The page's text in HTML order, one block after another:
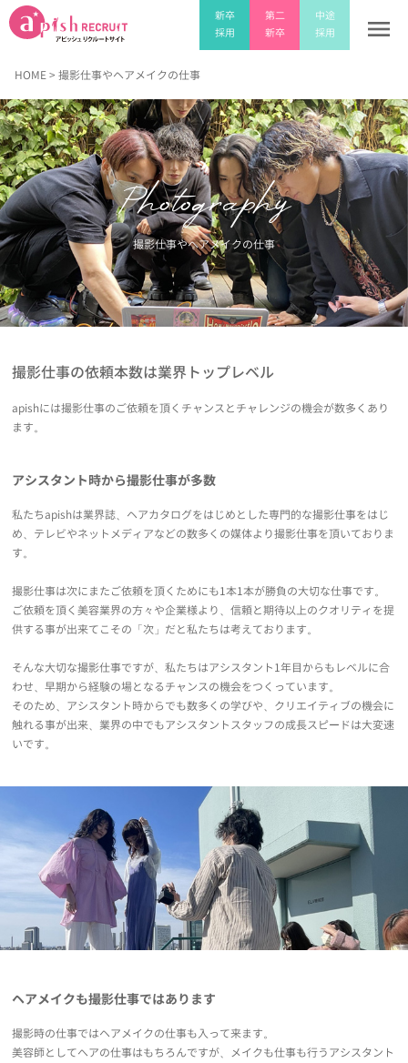
menu
新卒
採用
第二
新卒
中途
採用
新卒
採用
第二
新卒
中途
採用
official hair
HOME> 撮影仕事やヘアメイクの仕事
Photography
撮影仕事やヘアメイクの仕事
撮影仕事の依頼本数は業界トップレベル
apishには撮影仕事のご依頼を頂くチャンスとチャレンジの機会が数多くあり
ます。
アシスタント時から撮影仕事が多数
私たちapishは業界誌、ヘアカタログをはじめとした専門的な撮影仕事をはじ
め、テレビやネットメディアなどの数多くの媒体より撮影仕事を頂いておりま
す。
撮影仕事は次にまたご依頼を頂くためにも1本1本が勝負の大切な仕事です。
ご依頼を頂く美容業界の方々や企業様より、信頼と期待以上のクオリティを提
供する事が出来てこその「次」だと私たちは考えております。
そんな大切な撮影仕事ですが、私たちはアシスタント1年目からもレベルに合
わせ、早期から経験の場となるチャンスの機会をつくっています。
そのため、アシスタント時からでも数多くの学びや、クリエイティブの機会に
触れる事が出来、業界の中でもアシスタントスタッフの成長スピードは大変速
いです。
ヘアメイクも撮影仕事ではあります
撮影時の仕事ではヘアメイクの仕事も入って来ます。
美容師としてへアの仕事はもちろんですが、メイクも仕事も行うアシスタント